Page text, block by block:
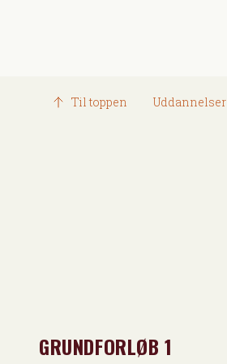
Til toppen Uddannelser
GRUNDFORLØB 1